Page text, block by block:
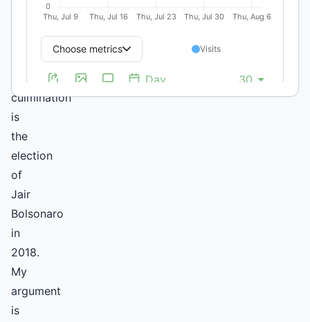
Brazil,
culmination
is
the
election
of
Jair
Bolsonaro
in
2018.
My
argument
is